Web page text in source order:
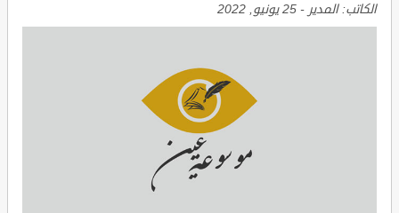
الكاتب:المدير - 25 يونيو, 2022